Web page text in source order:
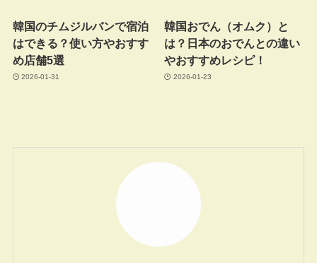
韓国のチムジルバンで宿泊
はできる？使い方やおすす
め店舗5選
2026-01-31
韓国おでん（オムク）と
は？日本のおでんとの違い
やおすすめレシピ！
2026-01-23